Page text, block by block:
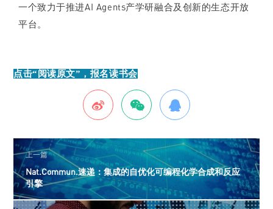
一个致力于推进AI Agents产学研融合及创新的生态开放
平台。
点击“阅读原文”，报名读书会
上一篇
Nat.Commun.速递：集成的自优化可编程化学合成和反应
引擎